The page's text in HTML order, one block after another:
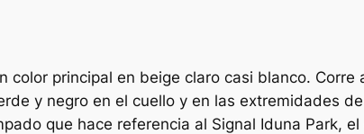
color principal en beige claro casi blanco.
y negro en el cuello y en las extremidades
que hace referencia al Signal Iduna Park,